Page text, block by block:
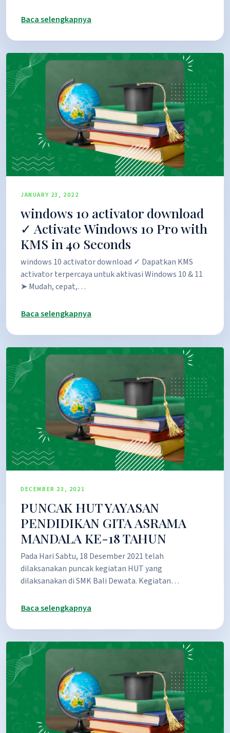
Baca selengkapnya
JANUARY 23, 2022
windows 10 activator download
✓ Activate Windows 10 Pro with
KMS in 40 Seconds
windows 10 activator download ✓ Dapatkan KMS
activator terpercaya untuk aktivasi Windows 10 & 11
➤ Mudah, cepat,…
Baca selengkapnya
DECEMBER 23, 2021
PUNCAK HUT YAYASAN
PENDIDIKAN GITA ASRAMA
MANDALA KE-18 TAHUN
Pada Hari Sabtu, 18 Desember 2021 telah
dilaksanakan puncak kegiatan HUT yang
dilaksanakan di SMK Bali Dewata. Kegiatan…
Baca selengkapnya